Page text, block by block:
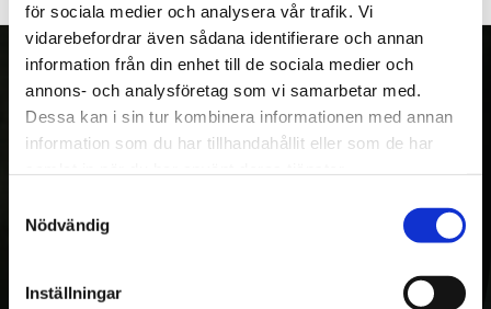
för sociala medier och analysera vår trafik. Vi
vidarebefordrar även sådana identifierare och annan
information från din enhet till de sociala medier och
annons- och analysföretag som vi samarbetar med.
Dessa kan i sin tur kombinera informationen med annan
information som du har tillhandahållit eller som de har
Nödvändig
Inställningar
OM OSS
Kranman AB tillverkar och säljer vagnar,
skogs- och entreprenadmaskiner. Med över
tillverkning, var Kranman först i världen med